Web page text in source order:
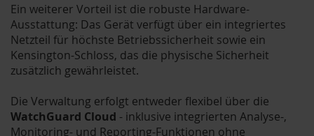
Ein weiterer Vorteil ist die robuste Hardware-
Ausstattung: Das Gerät verfügt über ein integriertes
Netzteil für höchste Betriebssicherheit sowie ein
Kensington-Schloss, das die physische Sicherheit
zusätzlich gewährleistet.
Die Verwaltung erfolgt entweder flexibel über die
WatchGuard Cloud - inklusive integrierten Analyse-,
Monitoring- und Reporting-Funktionen ohne